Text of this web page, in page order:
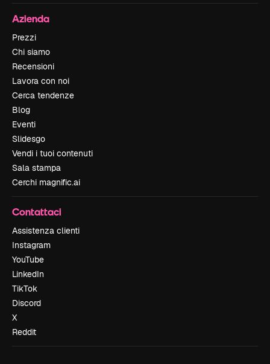
Azienda
Prezzi
Chi siamo
Recensioni
Lavora con noi
Cerca tendenze
Blog
Eventi
Slidesgo
Vendi i tuoi contenuti
Sala stampa
Cerchi magnific.ai
Contattaci
Assistenza clienti
Instagram
YouTube
LinkedIn
TikTok
Discord
X
Reddit